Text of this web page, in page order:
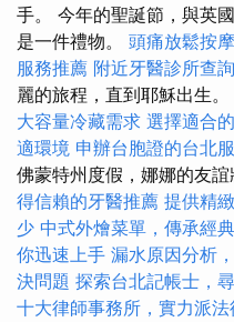
手。 今年的聖誕節，與英
是一件禮物。 頭痛放鬆按摩
服務推薦 附近牙醫診所查詢
麗的旅程，直到耶穌出生。
大容量冷藏需求 選擇適合
適環境 申辦台胞證的台北
佛蒙特州度假，娜娜的友
得信賴的牙醫推薦 提供精
少 中式外燴菜單，傳承經
你迅速上手 漏水原因分析
決問題 探索台北記帳士，
十大律師事務所，實力派法